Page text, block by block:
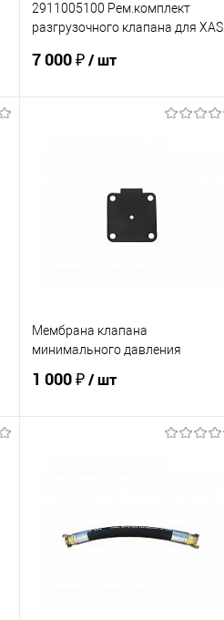
2911005100 Рем.комплект
разгрузочного клапана для XAS
7 000 ₽/ шт
Мембрана клапана
минимального давления
1 000 ₽/ шт
В избранное
В наличии